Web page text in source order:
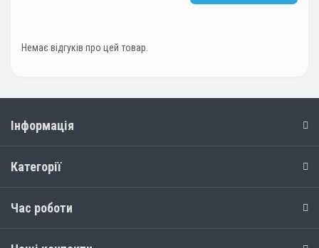
Немає відгуків про цей товар.
Інформація
Категорії
Час роботи